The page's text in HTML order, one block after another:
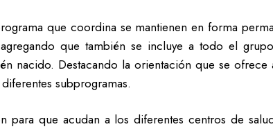
que coordina se mantienen en forma
que también se incluye a todo el
nacido. Destacando la orientación que se
subprogramas.
que acudan a los diferentes centros de